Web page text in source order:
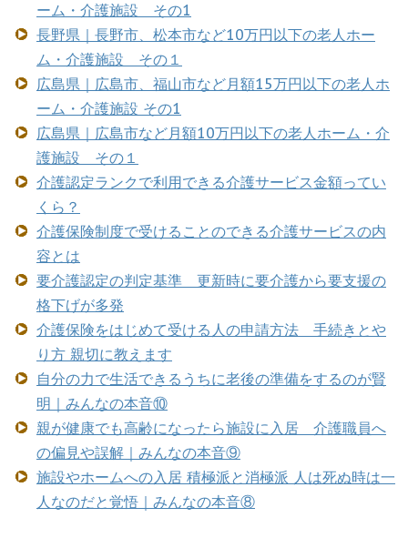
ーム・介護施設 その1
長野県｜長野市、松本市など10万円以下の老人ホー
ム・介護施設 その１
広島県｜広島市、福山市など月額15万円以下の老人ホ
ーム・介護施設 その1
広島県｜広島市など月額10万円以下の老人ホーム・介
護施設 その１
介護認定ランクで利用できる介護サービス金額ってい
くら？
介護保険制度で受けることのできる介護サービスの内
容とは
要介護認定の判定基準 更新時に要介護から要支援の
格下げが多発
介護保険をはじめて受ける人の申請方法 手続きとや
り方 親切に教えます
自分の力で生活できるうちに老後の準備をするのが賢
明｜みんなの本音⑩
親が健康でも高齢になったら施設に入居 介護職員へ
の偏見や誤解｜みんなの本音⑨
施設やホームへの入居 積極派と消極派 人は死ぬ時は一
人なのだと覚悟｜みんなの本音⑧